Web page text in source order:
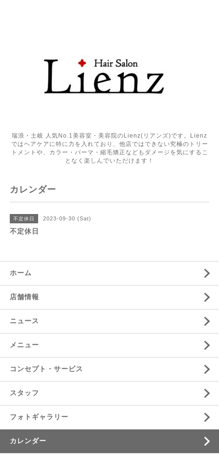
瑞浪・土岐 人気No.1美容室・美容院のLienz(リアンズ)です。Lienz
ではヘアケアに特に力を入れており、他店ではできない究極のトリー
トメントや、カラー・パーマ・縮毛矯正などもダメージを気にするこ
となく楽しんでいただけます！
カレンダー
不定休日 2023-09-30 (Sat)
不定休日
ホーム
店舗情報
ニュース
メニュー
コンセプト・サービス
スタッフ
フォトギャラリー
カレンダー